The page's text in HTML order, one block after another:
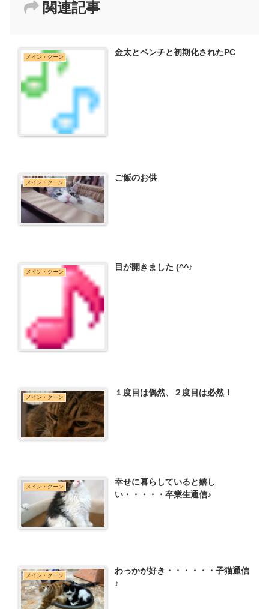
関連記事
メイン・クーン 金太とベンチと初期化されたPC
メイン・クーン ご飯のお供
メイン・クーン 目が開きました (^^♪
メイン・クーン １度目は偶然、２度目は必然！
メイン・クーン
幸せに暮らしていると嬉し
い・・・・・卒業生通信♪
メイン・クーン
わっかが好き・・・・・・子猫通信
♪